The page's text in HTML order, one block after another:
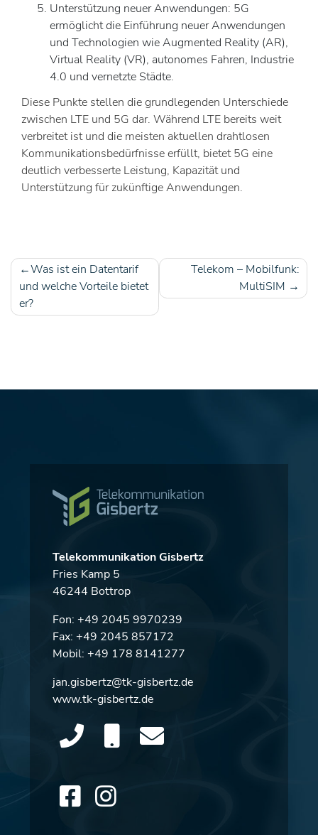
Unterstützung neuer Anwendungen: 5G
ermöglicht die Einführung neuer Anwendungen
und Technologien wie Augmented Reality (AR),
Virtual Reality (VR), autonomes Fahren, Industrie
4.0 und vernetzte Städte.
Diese Punkte stellen die grundlegenden Unterschiede
zwischen LTE und 5G dar. Während LTE bereits weit
verbreitet ist und die meisten aktuellen drahtlosen
Kommunikationsbedürfnisse erfüllt, bietet 5G eine
deutlich verbesserte Leistung, Kapazität und
Unterstützung für zukünftige Anwendungen.
Beitragsnavigation
Was ist ein Datentarif
und welche Vorteile bietet
er?
Telekom – Mobilfunk:
MultiSIM
Telekommunikation Gisbertz
Fries Kamp 5
46244 Bottrop
Fon: +49 2045 9970239
Fax: +49 2045 857172
Mobil: +49 178 8141277
jan.gisbertz@tk-gisbertz.de
www.tk-gisbertz.de